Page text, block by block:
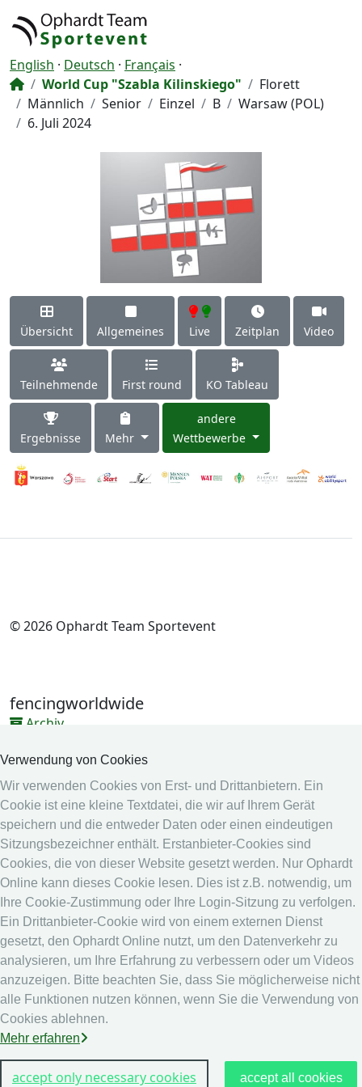
Verwendung von Cookies
Wir verwenden Cookies von Erst- und Drittanbietern. Ein
Cookie ist eine kleine Textdatei, die wir auf Ihrem Gerät
speichern und die entweder Daten oder einen eindeutigen
Sitzungsbezeichner enthält. Erstanbieter-Cookies sind
Cookies, die von dieser Website gesetzt werden. Nur Ophardt
Online kann dieses Cookie lesen. Dies ist z.B. notwendig, um
Ihre Cookie-Zustimmung oder Ihre Login-Sitzung zu verfolgen.
Ein Drittanbieter-Cookie wird von einem externen Dienst
gesetzt, den Ophardt Online nutzt, um den Datenverkehr zu
analysieren, um Ihre Erfahrung zu verbessern oder um Videos
anzuzeigen. Bitte beachten Sie, dass Sie möglicherweise nicht
alle Funktionen nutzen können, wenn Sie die Verwendung von
Cookies ablehnen.
Mehr erfahren
accept only necessary cookies accept all cookies
English · Deutsch · Français ·
World Cup "Szabla Kilinskiego"
Florett
Männlich
Senior Einzel B
Warsaw (POL)
6. Juli 2024
Übersicht Allgemeines Live Zeitplan Video
Teilnehmende First round KO Tableau
Ergebnisse Mehr
andere
Wettbewerbe
© 2026 Ophardt Team Sportevent
fencingworldwide
Archiv
Online System
Online System
Kalender
Rangliste
Rechtshinweis
Datenschutz
Impressum
andere
Live Ergebnisse: Fechten